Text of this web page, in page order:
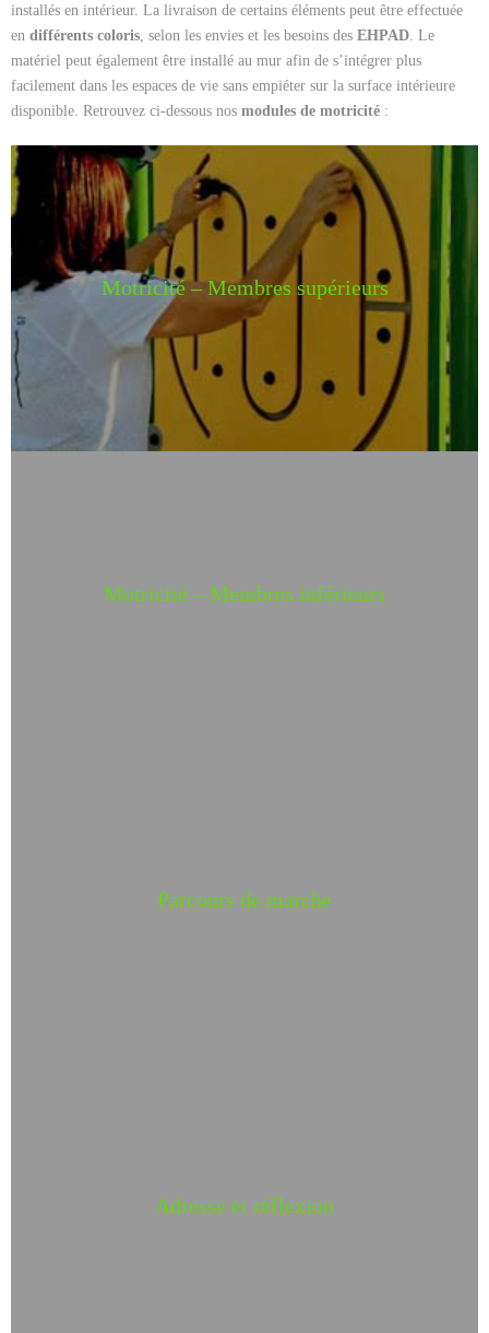
installés en intérieur. La livraison de certains éléments peut être effectuée
en différents coloris , selon les envies et les besoins des EHPAD . Le
matériel peut également être installé au mur afin de s’intégrer plus
facilement dans les espaces de vie sans empiéter sur la surface intérieure
disponible. Retrouvez ci-dessous nos modules de motricité :
Motricité – Membres supérieurs
Motricité – Membres inférieurs
Parcours de marche
Adresse et réflexion